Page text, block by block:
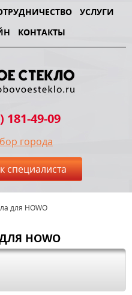
УСЛУГИ
КОНТАКТЫ
181-49-09
города
специалиста
для HOWO
HOWO